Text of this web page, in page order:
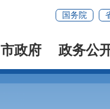
国务院
市政府 政务公